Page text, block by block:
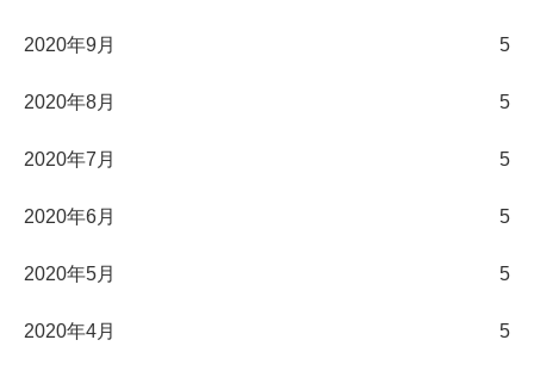
2020年9月 5
2020年8月 5
2020年7月 5
2020年6月 5
2020年5月 5
2020年4月 5